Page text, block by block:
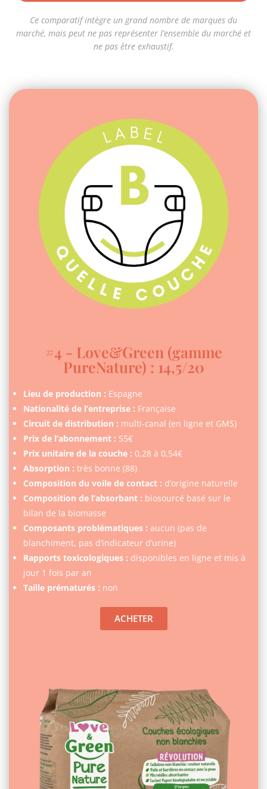
Ce comparatif intègre un grand nombre de marques du
marché, mais peut ne pas représenter l’ensemble du marché et
ne pas être exhaustif.
#4 - Love&Green (gamme
PureNature) : 14,5/20
Lieu de production : Espagne
Nationalité de l’entreprise : Française
Circuit de distribution : multi-canal (en ligne et GMS)
Prix de l’abonnement : 55€
Prix unitaire de la couche : 0,28 à 0,54€
Absorption : très bonne (88)
Composition du voile de contact : d’origine naturelle
Composition de l’absorbant : biosourcé basé sur le
bilan de la biomasse
Composants problématiques : aucun (pas de
blanchiment, pas d’indicateur d’urine)
Rapports toxicologiques : disponibles en ligne et mis à
jour 1 fois par an
Taille prématurés : non
ACHETER